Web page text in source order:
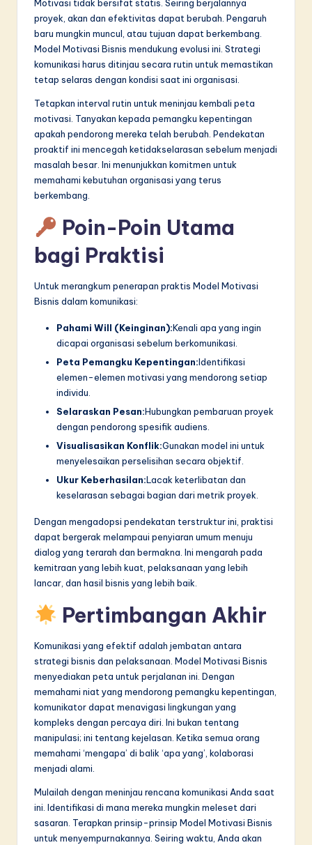
Motivasi tidak bersifat statis. Seiring berjalannya
proyek, akan dan efektivitas dapat berubah. Pengaruh
baru mungkin muncul, atau tujuan dapat berkembang.
Model Motivasi Bisnis mendukung evolusi ini. Strategi
komunikasi harus ditinjau secara rutin untuk memastikan
tetap selaras dengan kondisi saat ini organisasi.
Tetapkan interval rutin untuk meninjau kembali peta
motivasi. Tanyakan kepada pemangku kepentingan
apakah pendorong mereka telah berubah. Pendekatan
proaktif ini mencegah ketidakselarasan sebelum menjadi
masalah besar. Ini menunjukkan komitmen untuk
memahami kebutuhan organisasi yang terus
berkembang.
Poin-Poin Utama
bagi Praktisi
Untuk merangkum penerapan praktis Model Motivasi
Bisnis dalam komunikasi:
Pahami Will (Keinginan):Kenali apa yang ingin
dicapai organisasi sebelum berkomunikasi.
Peta Pemangku Kepentingan:Identifikasi
elemen-elemen motivasi yang mendorong setiap
individu.
Selaraskan Pesan:Hubungkan pembaruan proyek
dengan pendorong spesifik audiens.
Visualisasikan Konflik:Gunakan model ini untuk
menyelesaikan perselisihan secara objektif.
Ukur Keberhasilan:Lacak keterlibatan dan
keselarasan sebagai bagian dari metrik proyek.
Dengan mengadopsi pendekatan terstruktur ini, praktisi
dapat bergerak melampaui penyiaran umum menuju
dialog yang terarah dan bermakna. Ini mengarah pada
kemitraan yang lebih kuat, pelaksanaan yang lebih
lancar, dan hasil bisnis yang lebih baik.
Pertimbangan Akhir
Komunikasi yang efektif adalah jembatan antara
strategi bisnis dan pelaksanaan. Model Motivasi Bisnis
menyediakan peta untuk perjalanan ini. Dengan
memahami niat yang mendorong pemangku kepentingan,
komunikator dapat menavigasi lingkungan yang
kompleks dengan percaya diri. Ini bukan tentang
manipulasi; ini tentang kejelasan. Ketika semua orang
memahami ‘mengapa’ di balik ‘apa yang’, kolaborasi
menjadi alami.
Mulailah dengan meninjau rencana komunikasi Anda saat
ini. Identifikasi di mana mereka mungkin meleset dari
sasaran. Terapkan prinsip-prinsip Model Motivasi Bisnis
untuk menyempurnakannya. Seiring waktu, Anda akan